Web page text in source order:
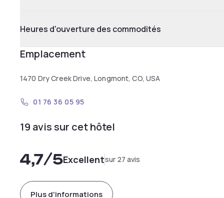
Heures d'ouverture des commodités
Emplacement
1470 Dry Creek Drive, Longmont, CO, USA
01 76 36 05 95
19 avis sur cet hôtel
4,7/5Excellentsur 27 avis
Plus d'informations